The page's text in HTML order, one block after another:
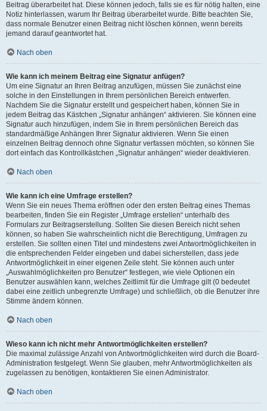
Beitrag überarbeitet hat. Diese können jedoch, falls sie es für nötig halten, eine
Notiz hinterlassen, warum Ihr Beitrag überarbeitet wurde. Bitte beachten Sie,
dass normale Benutzer einen Beitrag nicht löschen können, wenn bereits
jemand darauf geantwortet hat.
Nach oben
Wie kann ich meinem Beitrag eine Signatur anfügen?
Um eine Signatur an Ihren Beitrag anzufügen, müssen Sie zunächst eine
solche in den Einstellungen in Ihrem persönlichen Bereich entwerfen.
Nachdem Sie die Signatur erstellt und gespeichert haben, können Sie in
jedem Beitrag das Kästchen „Signatur anhängen“ aktivieren. Sie können eine
Signatur auch hinzufügen, indem Sie in Ihrem persönlichen Bereich das
standardmäßige Anhängen Ihrer Signatur aktivieren. Wenn Sie einen
einzelnen Beitrag dennoch ohne Signatur verfassen möchten, so können Sie
dort einfach das Kontrollkästchen „Signatur anhängen“ wieder deaktivieren.
Nach oben
Wie kann ich eine Umfrage erstellen?
Wenn Sie ein neues Thema eröffnen oder den ersten Beitrag eines Themas
bearbeiten, finden Sie ein Register „Umfrage erstellen“ unterhalb des
Formulars zur Beitragserstellung. Sollten Sie diesen Bereich nicht sehen
können, so haben Sie wahrscheinlich nicht die Berechtigung, Umfragen zu
erstellen. Sie sollten einen Titel und mindestens zwei Antwortmöglichkeiten in
die entsprechenden Felder eingeben und dabei sicherstellen, dass jede
Antwortmöglichkeit in einer eigenen Zeile steht. Sie können auch unter
„Auswahlmöglichkeiten pro Benutzer“ festlegen, wie viele Optionen ein
Benutzer auswählen kann, welches Zeitlimit für die Umfrage gilt (0 bedeutet
dabei eine zeitlich unbegrenzte Umfrage) und schließlich, ob die Benutzer ihre
Stimme ändern können.
Nach oben
Wieso kann ich nicht mehr Antwortmöglichkeiten erstellen?
Die maximal zulässige Anzahl von Antwortmöglichkeiten wird durch die Board-
Administration festgelegt. Wenn Sie glauben, mehr Antwortmöglichkeiten als
zugelassen zu benötigen, kontaktieren Sie einen Administrator.
Nach oben